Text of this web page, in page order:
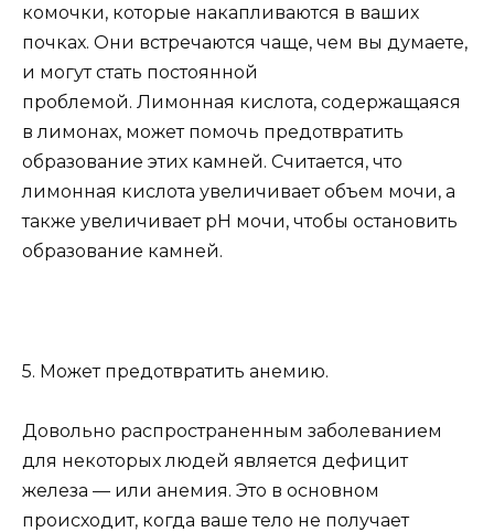
комочки, которые накапливаются в ваших
почках. Они встречаются чаще, чем вы думаете,
и могут стать постоянной
проблемой. Лимонная кислота, содержащаяся
в лимонах, может помочь предотвратить
образование этих камней. Считается, что
лимонная кислота увеличивает объем мочи, а
также увеличивает рН мочи, чтобы остановить
образование камней.
5. Может предотвратить анемию.
Довольно распространенным заболеванием
для некоторых людей является дефицит
железа — или анемия. Это в основном
происходит, когда ваше тело не получает